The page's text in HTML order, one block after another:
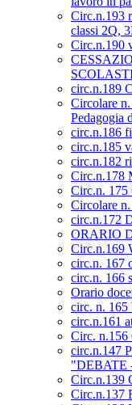
Circ.n.193
classi 2Q,
Circ.n.190
circ.n.189
Circolare
Pedagogia
circ.n.186
circ.n.185
circ.n.182
Circ.n.178
Circ.n. 175
Circolare
circ.n.172
ORARIO
Circ.n.169
circ.n. 167
circ.n. 166
Orario
circ. n. 165
circ.n.161
Circ. n.156
circ.n.147
"DEBATE
Circ.n.139
Circ.n.137